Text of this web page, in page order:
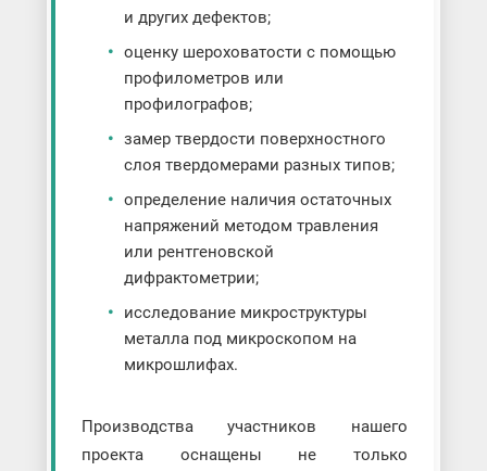
и других дефектов;
оценку шероховатости с помощью
профилометров или
профилографов;
замер твердости поверхностного
слоя твердомерами разных типов;
определение наличия остаточных
напряжений методом травления
или рентгеновской
дифрактометрии;
исследование микроструктуры
металла под микроскопом на
микрошлифах.
Производства участников нашего
проекта оснащены не только